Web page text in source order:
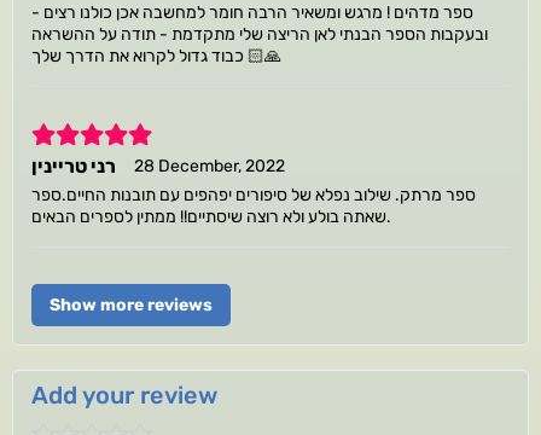
ספר מדהים ! מרגש ומשאיר הרבה חומר למחשבה אכן כולנו רצים -
ובעקבות הספר הבנתי לאן הריצה שלי מתקדמת - תודה על ההשראה
כבוד גדול לקרוא את הדרך שלך 🙏🏻
5
רני טריינין
28 December, 2022
ספר מרתק. שילוב נפלא של סיפורים יפהפים עם תובנות החיים.ספר
שאתה בולע ולא רוצה שיסתיים!! ממתין לספרים הבאים.
Show more reviews
Add your review